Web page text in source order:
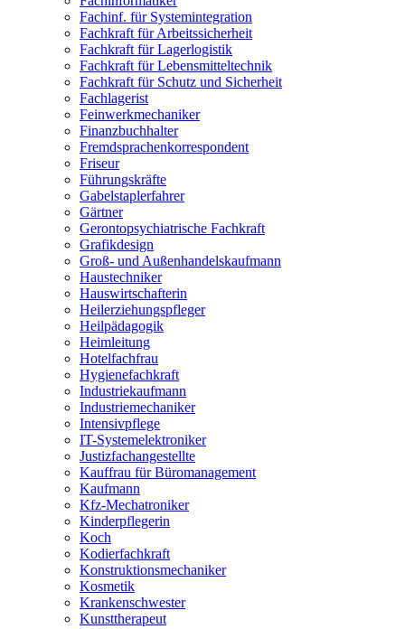
Fachinf. für Systemintegration
Fachkraft für Arbeitssicherheit
Fachkraft für Lagerlogistik
Fachkraft für Lebensmitteltechnik
Fachkraft für Schutz und Sicherheit
Fachlagerist
Feinwerkmechaniker
Finanzbuchhalter
Fremdsprachenkorrespondent
Friseur
Führungskräfte
Gabelstaplerfahrer
Gärtner
Gerontopsychiatrische Fachkraft
Grafikdesign
Groß- und Außenhandelskaufmann
Haustechniker
Hauswirtschafterin
Heilerziehungspfleger
Heilpädagogik
Heimleitung
Hotelfachfrau
Hygienefachkraft
Industriekaufmann
Industriemechaniker
Intensivpflege
IT-Systemelektroniker
Justizfachangestellte
Kauffrau für Büromanagement
Kaufmann
Kfz-Mechatroniker
Kinderpflegerin
Koch
Kodierfachkraft
Konstruktionsmechaniker
Kosmetik
Krankenschwester
Kunsttherapeut